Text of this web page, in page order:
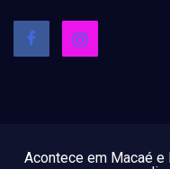
Acontece em Macaé